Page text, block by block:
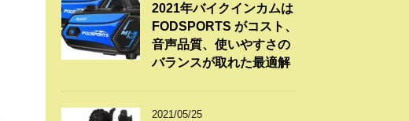
2021年バイクインカムは
FODSPORTS がコスト、
音声品質、使いやすさの
バランスが取れた最適解
2021/05/25